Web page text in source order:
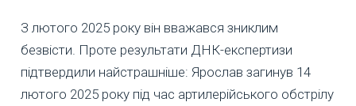
З лютого 2025 року він вважався зниклим
безвісти. Проте результати ДНК-експертизи
підтвердили найстрашніше: Ярослав загинув 14
лютого 2025 року під час артилерійського обстрілу